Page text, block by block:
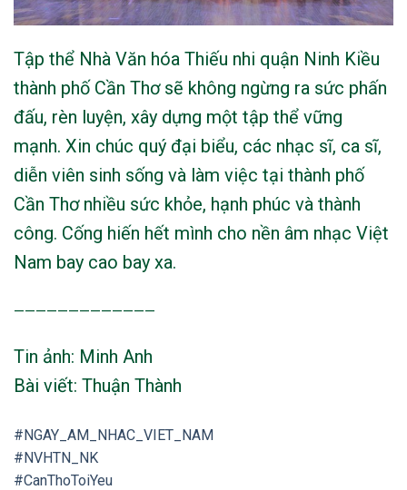
Tập thể Nhà Văn hóa Thiếu nhi quận Ninh Kiều
thành phố Cần Thơ sẽ không ngừng ra sức phấn
đấu, rèn luyện, xây dựng một tập thể vững
mạnh. Xin chúc quý đại biểu, các nhạc sĩ, ca sĩ,
diễn viên sinh sống và làm việc tại thành phố
Cần Thơ nhiều sức khỏe, hạnh phúc và thành
công. Cống hiến hết mình cho nền âm nhạc Việt
Nam bay cao bay xa.
—————————————
Tin ảnh: Minh Anh
Bài viết: Thuận Thành
#NGAY_AM_NHAC_VIET_NAM
#NVHTN_NK
#CanThoToiYeu